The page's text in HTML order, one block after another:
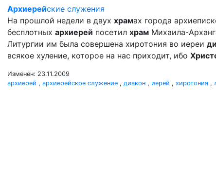
Архиерейские служения
На прошлой недели в двух храмах города
бесплотных архиерей посетил храм Михаила-
Литургии им была совершена хиротония во иереи
всякое хуление, которое на нас приходит, ибо
Изменен: 23.11.2009
архиерей , архиерейское служение , диакон , иерей , хиротония ,